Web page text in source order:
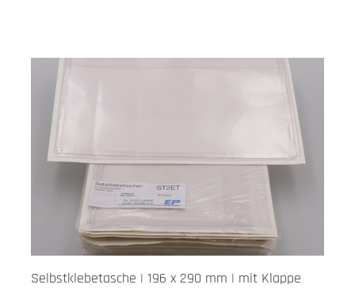
Selbstklebetasche | 196 x 290 mm | mit Klappe